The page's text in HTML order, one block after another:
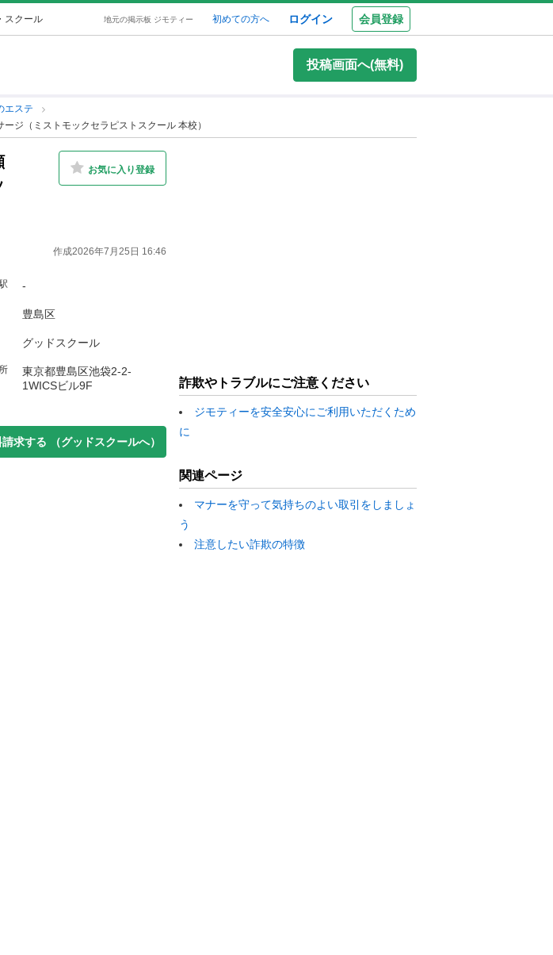
スクール 地元の掲示板 ジモティー 初めての方へ ログイン 会員登録
投稿画面へ(無料)
エステ
ジ（ミストモックセラピストスクール 本校）
お気に入り登録
作成2026年7月25日 16:46
-
豊島区
グッドスクール
東京都豊島区池袋2-2-
1WICSビル9F
請求する （グッドスクールへ）
詐欺やトラブルにご注意ください
ジモティーを安全安心にご利用いただくため
に
関連ページ
マナーを守って気持ちのよい取引をしましょ
う
注意したい詐欺の特徴